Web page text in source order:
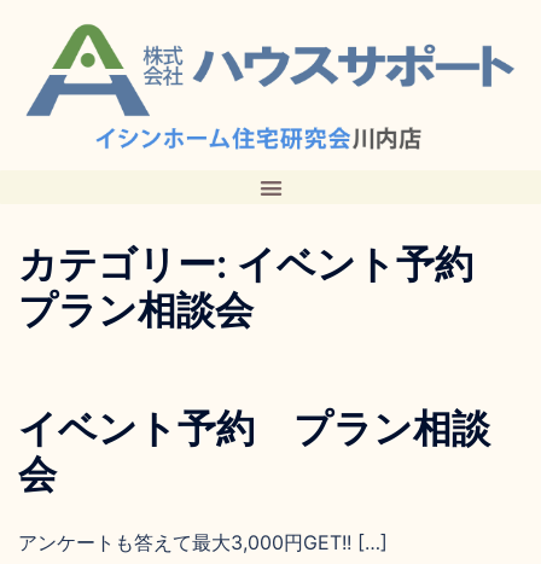
カテゴリー: イベント予約
プラン相談会
イベント予約 プラン相談
会
アンケートも答えて最大3,000円GET!! […]